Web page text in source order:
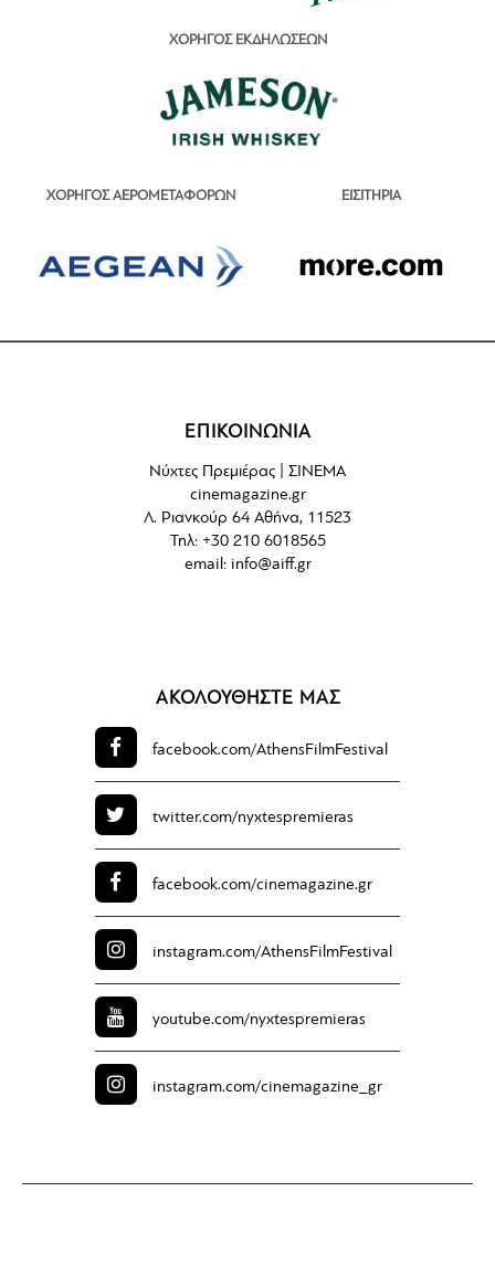
ΧΟΡΗΓΟΣ ΕΚΔΗΛΩΣΕΩΝ
ΧΟΡΗΓΟΣ ΑΕΡΟΜΕΤΑΦΟΡΩΝ ΕΙΣΙΤΗΡΙΑ
ΕΠΙΚΟΙΝΩΝΙΑ
Νύχτες Πρεμιέρας | ΣΙΝΕΜΑ
cinemagazine.gr
Λ. Ριανκούρ 64 Αθήνα, 11523
Τηλ: +30 210 6018565
email: info@aiff.gr
ΑΚΟΛΟΥΘΗΣΤΕ ΜΑΣ
facebook.com/AthensFilmFestival
twitter.com/nyxtespremieras
facebook.com/cinemagazine.gr
instagram.com/AthensFilmFestival
youtube.com/nyxtespremieras
instagram.com/cinemagazine_gr